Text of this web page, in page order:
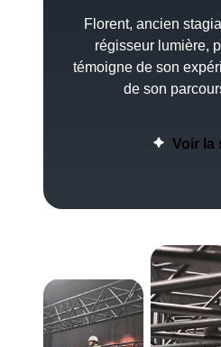
Florent, ancien
régisseur lumière,
témoigne de son
de son
Voir la